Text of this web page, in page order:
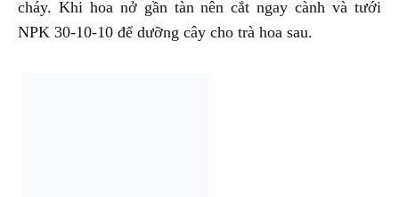
cháy. Khi hoa nở gần tàn nên cắt ngay cành và tưới
NPK 30-10-10 để dưỡng cây cho trà hoa sau.